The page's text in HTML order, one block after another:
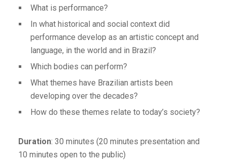
What is performance?
In what historical and social context did
performance develop as an artistic concept and
language, in the world and in Brazil?
Which bodies can perform?
What themes have Brazilian artists been
developing over the decades?
How do these themes relate to today’s society?
Duration: 30 minutes (20 minutes presentation and
10 minutes open to the public)